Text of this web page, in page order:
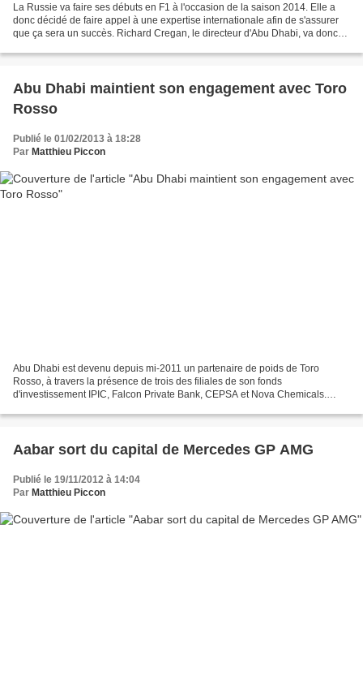
La Russie va faire ses débuts en F1 à l'occasion de la saison 2014. Elle a
donc décidé de faire appel à une expertise internationale afin de s'assurer
que ça sera un succès. Richard Cregan, le directeur d'Abu Dhabi, va donc
Abu Dhabi maintient son engagement avec Toro
Rosso
Publié le 01/02/2013 à 18:28
Par Matthieu Piccon
Abu Dhabi est devenu depuis mi-2011 un partenaire de poids de Toro
Rosso, à travers la présence de trois des filiales de son fonds
d'investissement IPIC, Falcon Private Bank, CEPSA et Nova Chemicals.
Aabar sort du capital de Mercedes GP AMG
Publié le 19/11/2012 à 14:04
Par Matthieu Piccon